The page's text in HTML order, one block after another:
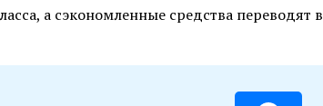
а сэкономленные средства переводят в